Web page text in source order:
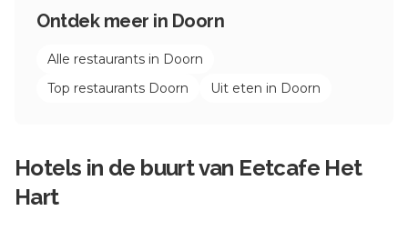
Ontdek meer in Doorn
Alle restaurants in Doorn
Top restaurants Doorn Uit eten in Doorn
Hotels in de buurt van Eetcafe Het
Hart